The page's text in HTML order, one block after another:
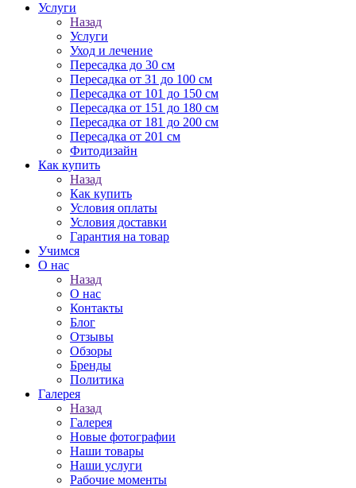
Услуги
Назад
Услуги
Уход и лечение
Пересадка до 30 см
Пересадка от 31 до 100 см
Пересадка от 101 до 150 см
Пересадка от 151 до 180 см
Пересадка от 181 до 200 см
Пересадка от 201 см
Фитодизайн
Как купить
Назад
Как купить
Условия оплаты
Условия доставки
Гарантия на товар
Учимся
О нас
Назад
О нас
Контакты
Блог
Отзывы
Обзоры
Бренды
Политика
Галерея
Назад
Галерея
Новые фотографии
Наши товары
Наши услуги
Рабочие моменты